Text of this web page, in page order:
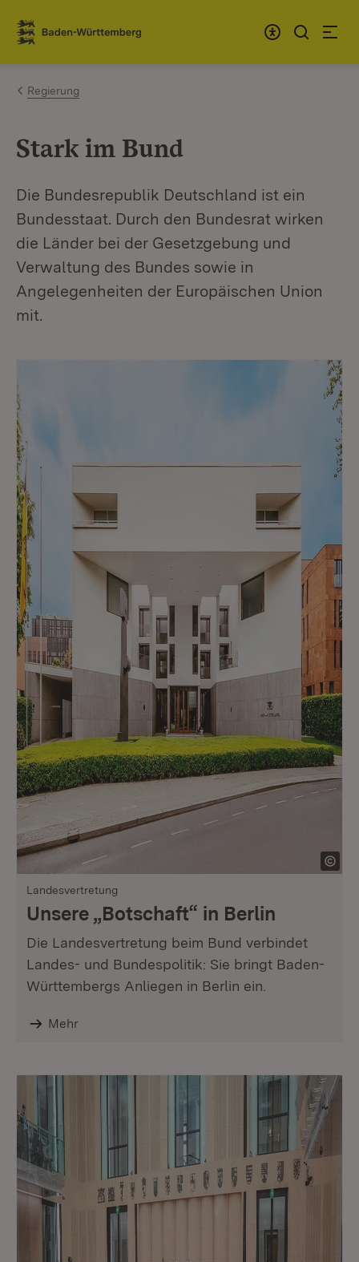
Zum Inhalt springen
Link zur Startseite
Regierung
Stark im Bund
Die Bundesrepublik Deutschland ist ein
Bundesstaat. Durch den Bundesrat wirken
die Länder bei der Gesetzgebung und
Verwaltung des Bundes sowie in
Angelegenheiten der Europäischen Union
mit.
Landesvertretung
Unsere „Botschaft“ in Berlin
Die Landesvertretung beim Bund verbindet
Landes- und Bundespolitik: Sie bringt Baden-
Württembergs Anliegen in Berlin ein.
Mehr